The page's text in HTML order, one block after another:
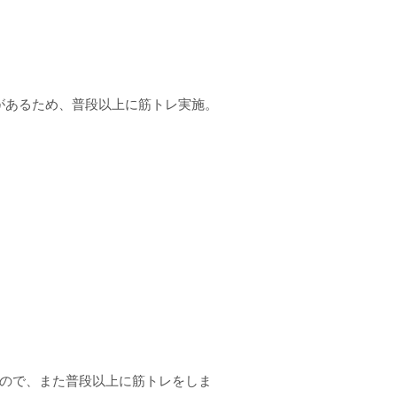
るため、普段以上に筋トレ実施。
で、また普段以上に筋トレをしま